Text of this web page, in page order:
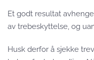
Et godt resultat
av trebeskyttelse, og
Husk derfor å sjekke